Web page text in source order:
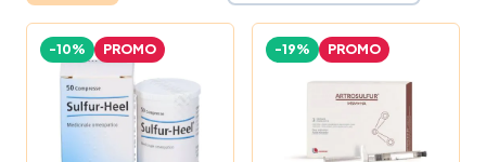
-10% PROMO -19% PROMO